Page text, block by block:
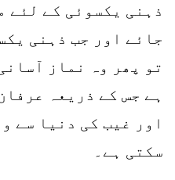
ذہنی یکسوئی کے لئے
جائے اور جب ذہنی
تو پھر وہ نماز
ہے جس کے ذریعہ
اور غیب کی دنیا سے
سکتی ہے۔